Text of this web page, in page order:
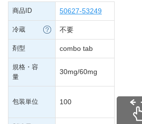
商品ID 50627-53249
冷蔵 不要
剤型 combo tab
規格・容
量
30mg/60mg
包装単位 100